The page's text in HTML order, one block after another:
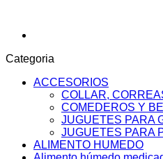
Categoria
ACCESORIOS
COLLAR,
COMEDEROS Y
JUGUETES PARA
JUGUETES PARA
ALIMENTO HUMEDO